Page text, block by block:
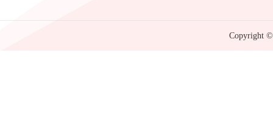
Copyright